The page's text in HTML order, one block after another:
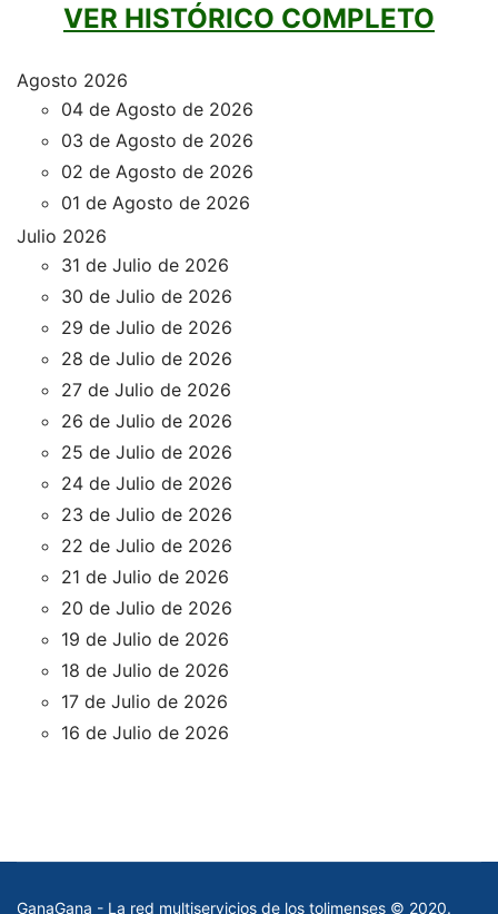
VER HISTÓRICO COMPLETO
Agosto 2026
04 de Agosto de 2026
03 de Agosto de 2026
02 de Agosto de 2026
01 de Agosto de 2026
Julio 2026
31 de Julio de 2026
30 de Julio de 2026
29 de Julio de 2026
28 de Julio de 2026
27 de Julio de 2026
26 de Julio de 2026
25 de Julio de 2026
24 de Julio de 2026
23 de Julio de 2026
22 de Julio de 2026
21 de Julio de 2026
20 de Julio de 2026
19 de Julio de 2026
18 de Julio de 2026
17 de Julio de 2026
16 de Julio de 2026
GanaGana - La red multiservicios de los tolimenses © 2020.